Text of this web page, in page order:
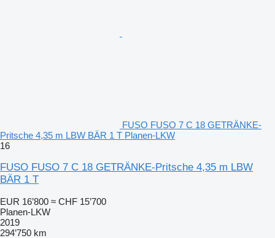
FUSO FUSO 7 C 18 GETRÄNKE-
Pritsche 4,35 m LBW BÄR 1 T Planen-LKW
16
FUSO FUSO 7 C 18 GETRÄNKE-Pritsche 4,35 m LBW
BÄR 1 T
EUR 16’800 ≈ CHF 15’700
Planen-LKW
2019
294’750 km